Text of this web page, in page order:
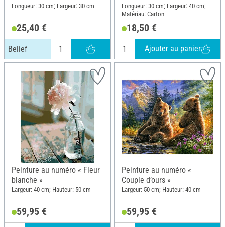
Belief
Longueur: 30 cm; Largeur: 30 cm
25,40 €
Belief
Longueur: 30 cm; Largeur: 40 cm;
Matériau: Carton
18,50 €
Ajouter au panier
Peinture au numéro « Fleur
blanche »
Largeur: 40 cm; Hauteur: 50 cm
59,95 €
Peinture au numéro «
Couple d’ours »
Largeur: 50 cm; Hauteur: 40 cm
59,95 €